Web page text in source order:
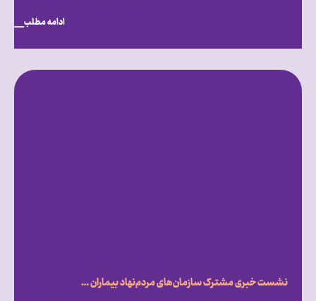
ادامه مطلب
نشست خبری مشترک سازمان‌های مردم‌نهاد بیماران خاص، با محور بررسی تأثیر تحریم‌ها و شرایط ناشی از جنگ بر روند درمان بیماران